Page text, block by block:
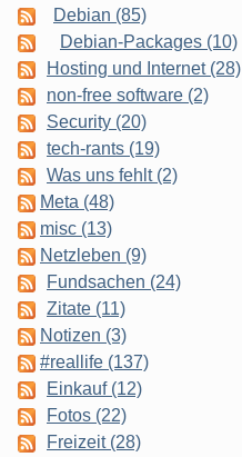
Debian (85)
Debian-Packages (10)
Hosting und Internet (28)
non-free software (2)
Security (20)
tech-rants (19)
Was uns fehlt (2)
Meta (48)
misc (13)
Netzleben (9)
Fundsachen (24)
Zitate (11)
Notizen (3)
#reallife (137)
Einkauf (12)
Fotos (22)
Freizeit (28)